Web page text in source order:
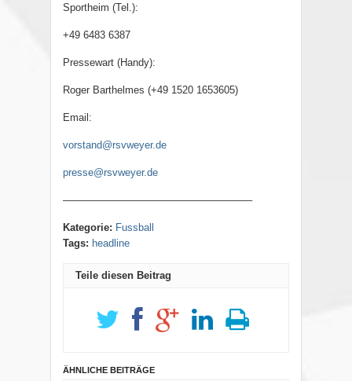
Sportheim (Tel.):
+49 6483 6387
Pressewart (Handy):
Roger Barthelmes (+49 1520 1653605)
Email:
vorstand@rsvweyer.de
presse@rsvweyer.de
——————————————————–
Kategorie: Fussball
Tags: headline
Teile diesen Beitrag
ÄHNLICHE BEITRÄGE